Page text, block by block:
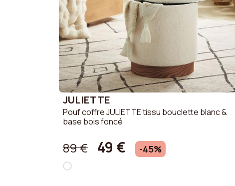
JULIETTE
Pouf coffre JULIETTE tissu bouclette blanc &
base bois foncé
89 € 49 € -45%